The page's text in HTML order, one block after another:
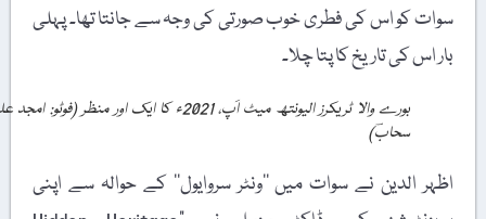
سوات کو اس کی فطری خوب صورتی کی وجہ سے جانتا تھا۔ پہلی
بار اس کی تاریخ کا پتا چلا۔
بورے والا ٹریکرز الیونتھ میٹ اَپ، 2021ء کا ایک اور منظر (فوٹو: امجد علی
سحابؔ)
اظہر الدین نے سوات میں ’’ونٹر سروایول‘‘ کے حوالہ سے اپنی